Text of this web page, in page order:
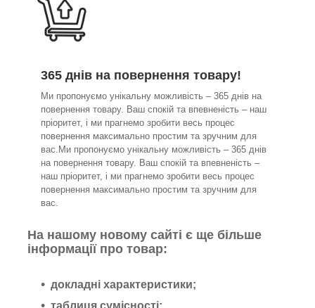
365 днів на повернення товару!
Ми пропонуємо унікальну можливість – 365 днів на
повернення товару. Ваш спокій та впевненість – наш
пріоритет, і ми прагнемо зробити весь процес
повернення максимально простим та зручним для
вас.Ми пропонуємо унікальну можливість – 365 днів
на повернення товару. Ваш спокій та впевненість –
наш пріоритет, і ми прагнемо зробити весь процес
повернення максимально простим та зручним для
вас.
На нашому новому сайті є ще більше
інформації про товар:
докладні характеристики;